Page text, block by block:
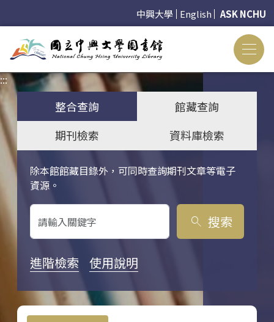
中興大學 English ASK NCHU
:::
整合查詢
館藏查詢
期刊檢索
資料庫檢索
除本館館藏目錄外，可同時查詢期刊文章等電子
資源。
關鍵字搜尋
search 搜索
進階檢索 使用說明